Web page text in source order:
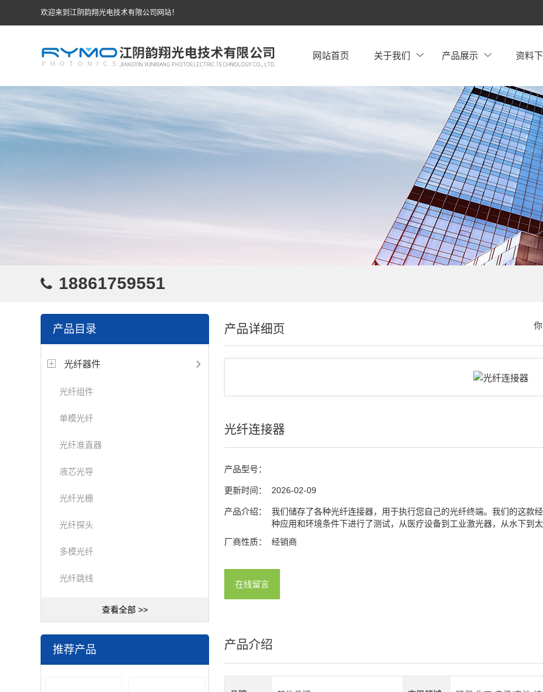
欢迎来到江阴韵翔光电技术有限公司网站！
网站首页 关于我们 产品展示 资料
18861759551
产品目录
光纤器件
光纤组件
单模光纤
光纤准直器
液芯光导
光纤光栅
光纤探头
多模光纤
光纤跳线
查看全部 >>
推荐产品
产品详细页
光纤连接器
产品型号：
更新时间： 2026-02-09
产品介绍：
我们储存了各种光纤连接器，用于执行您自己的光纤终端。我们的这款
种应用和环境条件下进行了测试，从医疗设备到工业激光器，从水下到
厂商性质：
经销商
在线留言
产品介绍